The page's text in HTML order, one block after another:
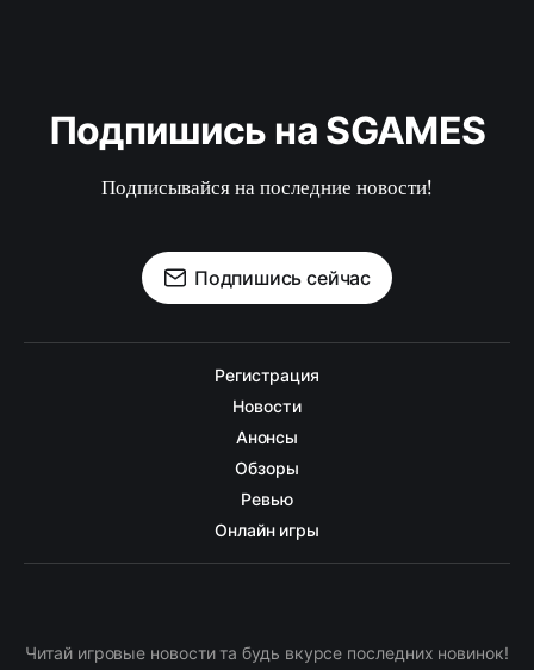
Подпишись на SGAMES
Подписывайся на последние новости!
Подпишись сейчас
Регистрация
Новости
Анонсы
Обзоры
Ревью
Онлайн игры
Читай игровые новости та будь вкурсе последних новинок!